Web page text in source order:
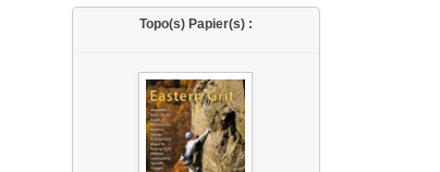
Topo(s) Papier(s) :